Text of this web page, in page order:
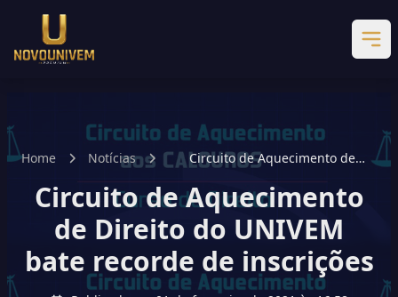
Home Notícias
Circuito de Aquecimento de
de inscrições
Circuito de Aquecimento
de Direito do UNIVEM
bate recorde de inscrições